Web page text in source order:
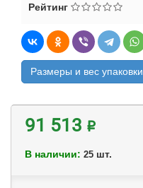
Рейтинг
Размеры и вес упаковки
91 513 ₽
В наличии: 25 шт.